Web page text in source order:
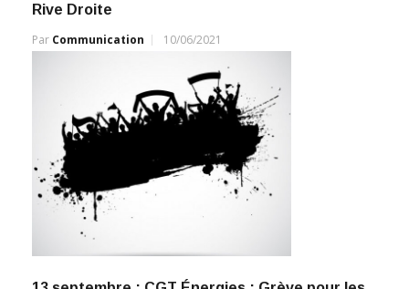
Rive Droite
Par Communication 10/06/2021